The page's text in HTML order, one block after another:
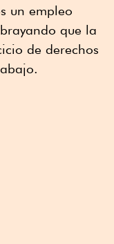
un empleo
que la
de derechos